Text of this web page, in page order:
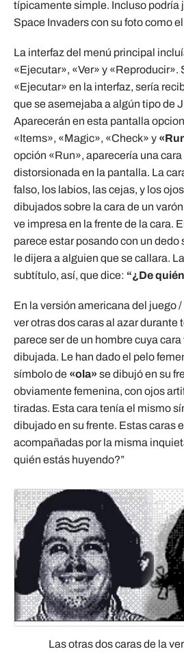
típicamente simple. Incluso podría
Space Invaders con su foto como
La interfaz del menú principal
«Ejecutar», «Ver» y «Reproducir».
«Ejecutar» en la interfaz, sería
que se asemejaba a algún tipo de
Aparecerán en esta pantalla
«Items», «Magic», «Check» y
opción «Run», aparecería una
distorsionada en la pantalla. La
falso, los labios, las cejas, y los
dibujados sobre la cara de un
ve impresa en la frente de la cara.
parece estar posando con un dedo
le dijera a alguien que se callara.
subtítulo, así, que dice: “¿De
En la versión americana del juego
ver otras dos caras al azar durante
parece ser de un hombre cuya
dibujada. Le han dado el pelo
símbolo de «ola» se dibujó en su
obviamente femenina, con ojos
tiradas. Esta cara tenía el mismo
dibujado en su frente. Estas caras
acompañadas por la misma
quién estás huyendo?”
Las otras dos caras de la